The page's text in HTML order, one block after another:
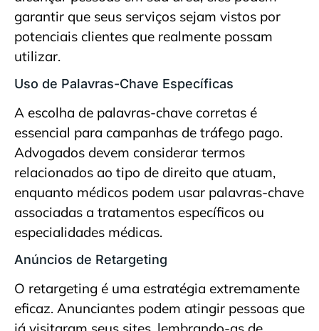
garantir que seus serviços sejam vistos por
potenciais clientes que realmente possam
utilizar.
Uso de Palavras-Chave Específicas
A escolha de palavras-chave corretas é
essencial para campanhas de tráfego pago.
Advogados devem considerar termos
relacionados ao tipo de direito que atuam,
enquanto médicos podem usar palavras-chave
associadas a tratamentos específicos ou
especialidades médicas.
Anúncios de Retargeting
O retargeting é uma estratégia extremamente
eficaz. Anunciantes podem atingir pessoas que